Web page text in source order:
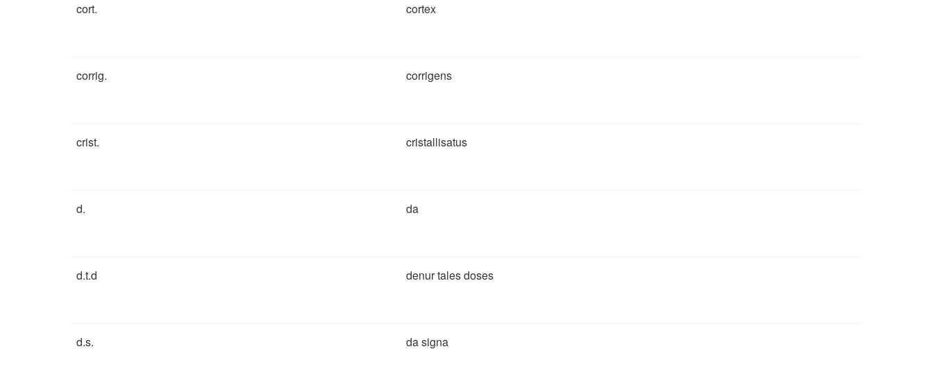
cort. cortex
corrig. corrigens
crist. cristallisatus
d. da
d.t.d denur tales doses
d.s. da signa